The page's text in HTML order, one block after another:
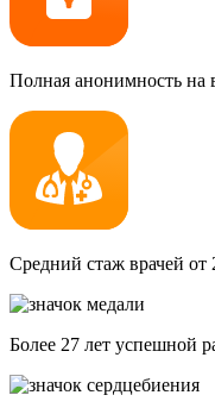
Полная анонимность на
Средний стаж врачей от
Более 27 лет успешной